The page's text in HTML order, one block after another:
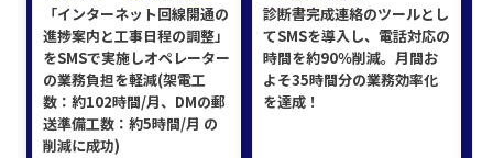
「インターネット回線開通の
進捗案内と工事日程の調整」
をSMSで実施しオペレーター
の業務負担を軽減(架電工
数：約102時間/月、DMの郵
送準備工数：約5時間/月 の
削減に成功)
診断書完成連絡のツールとし
てSMSを導入し、電話対応の
時間を約90％削減。月間お
よそ35時間分の業務効率化
を達成！